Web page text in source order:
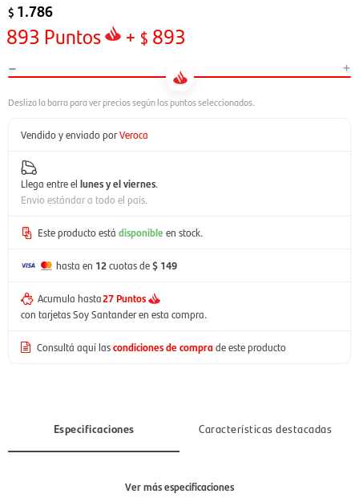
$ 1.786
893 Puntos + $ 893
- +
Vendido y enviado porVeroca
Llega entre el lunes y el viernes.
Envío estándar a todo el país.
Este producto está disponible en stock.
hasta en 12cuotas de$ 149
Acumula hasta27 Puntos
con tarjetas Soy Santander en esta compra.
Consultá aquí lascondiciones de comprade este producto
Especificaciones Características destacadas
Ver más especificaciones